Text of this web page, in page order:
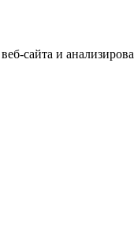
сайта и